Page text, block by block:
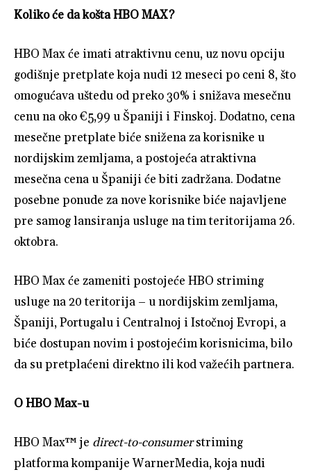
Koliko će da košta HBO MAX?
HBO Max će imati atraktivnu cenu, uz novu opciju
godišnje pretplate koja nudi 12 meseci po ceni 8, što
omogućava uštedu od preko 30% i snižava mesečnu
cenu na oko €5,99 u Španiji i Finskoj. Dodatno, cena
mesečne pretplate biće snižena za korisnike u
nordijskim zemljama, a postojeća atraktivna
mesečna cena u Španiji će biti zadržana. Dodatne
posebne ponude za nove korisnike biće najavljene
pre samog lansiranja usluge na tim teritorijama 26.
oktobra.
HBO Max će zameniti postojeće HBO striming
usluge na 20 teritorija – u nordijskim zemljama,
Španiji, Portugalu i Centralnoj i Istočnoj Evropi, a
biće dostupan novim i postojećim korisnicima, bilo
da su pretplaćeni direktno ili kod važećih partnera.
O HBO Max-u
HBO Max™ je direct-to-consumerstriming
platforma kompanije WarnerMedia, koja nudi